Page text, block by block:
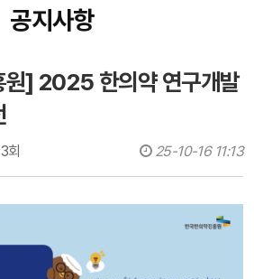
공지사항
원] 2025 한의약 연구개발
회 25-10-16 11:13